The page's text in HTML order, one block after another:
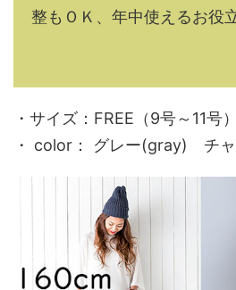
整もＯＫ、年中使えるお役
・サイズ ：FREE（9号～11号）
・ color ： グレー(gray) チ